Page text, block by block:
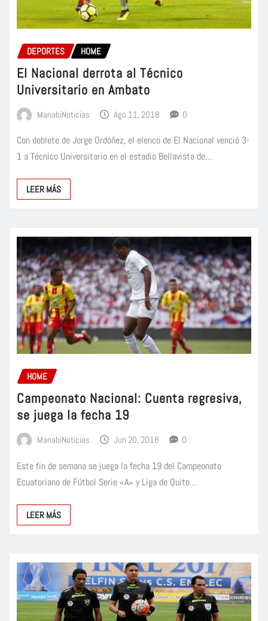
DEPORTES HOME
El Nacional derrota al Técnico
Universitario en Ambato
ManabiNoticias Ago 11, 2018 0
Con doblete de Jorge Ordóñez, el elenco de El Nacional venció 3-
1 a Técnico Universitario en el estadio Bellavista de…
LEER MÁS
HOME
Campeonato Nacional: Cuenta regresiva,
se juega la fecha 19
ManabiNoticias Jun 20, 2018 0
Este fin de semana se juega la fecha 19 del Campeonato
Ecuatoriano de Fútbol Serie «A» y Liga de Quito…
LEER MÁS